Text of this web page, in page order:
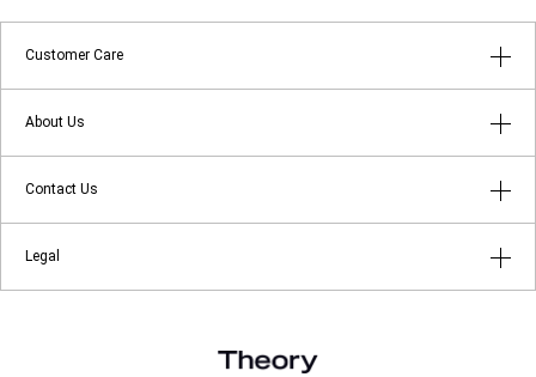
Customer Care
はじめてのお客様へ
よくあるご質問
返品・キャンセルについて
店舗受け取りサービス
ギフトラッピングサービス
About Us
アプリメンバーシップ
ショップリスト
Theory at Your Service
About Theory
Contact Us
お問い合わせ
メールマガジン登録
Legal